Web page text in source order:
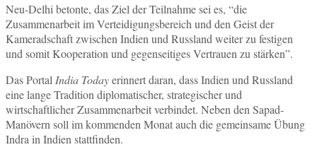
Neu-Delhi betonte, das Ziel der Teilnahme sei es, “die
Zusammenarbeit im Verteidigungsbereich und den Geist der
Kameradschaft zwischen Indien und Russland weiter zu festigen
und somit Kooperation und gegenseitiges Vertrauen zu stärken”.
Das Portal India Todayerinnert daran, dass Indien und Russland
eine lange Tradition diplomatischer, strategischer und
wirtschaftlicher Zusammenarbeit verbindet. Neben den Sapad-
Manövern soll im kommenden Monat auch die gemeinsame Übung
Indra in Indien stattfinden.